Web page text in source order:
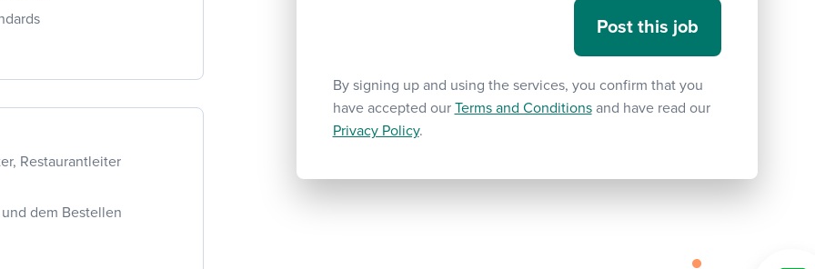
Restaurantleiter
dem Bestellen
By signing up and using the services, you confirm that you
have accepted our Terms and Conditionsand have read our
Privacy Policy.